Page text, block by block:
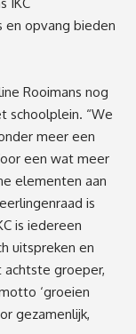
en opvang bieden
Rooimans nog
schoolplein. “We
meer een
een wat meer
elementen aan
is
is iedereen
uitspreken en
groeper,
‘groeien
gezamenlijk,